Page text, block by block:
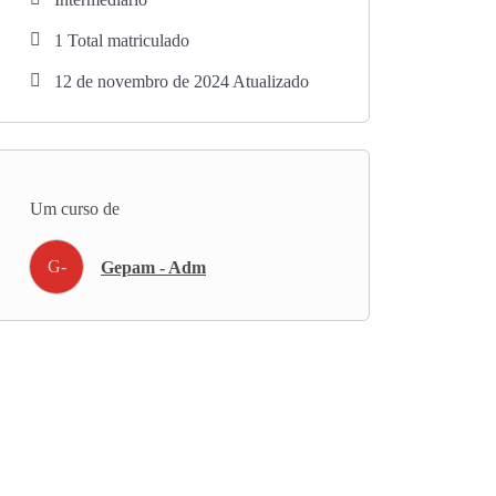
1 Total matriculado
12 de novembro de 2024 Atualizado
Um curso de
G- Gepam - Adm